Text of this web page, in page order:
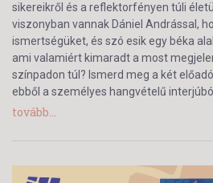
sikereikről és a reflektorfényen túli
viszonyban vannak Dániel Andrással,
ismertségüket, és szó esik egy béka
ami valamiért kimaradt a most
színpadon túl? Ismerd meg a két
ebből a személyes hangvételű
tovább...